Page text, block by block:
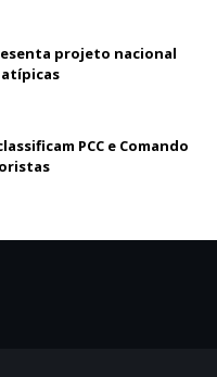
projeto nacional
PCC e Comando